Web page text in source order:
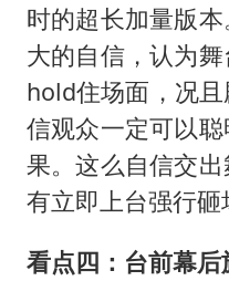
时的超长加量版
大的自信，认为
hold住场面，况
信观众一定可以
果。这么自信交
有立即上台强行砸
看点四：台前幕后